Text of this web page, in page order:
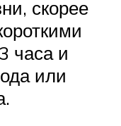
скорее
часа и
или